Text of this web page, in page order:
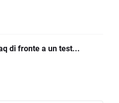
di fronte a un test...